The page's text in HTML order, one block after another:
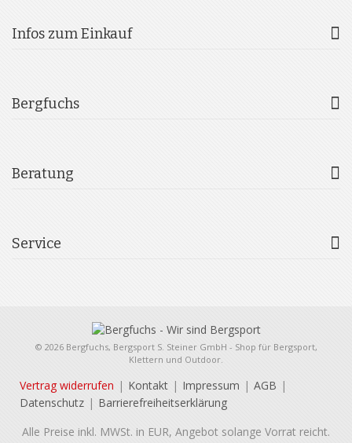
Infos zum Einkauf
Bergfuchs
Beratung
Service
© 2026 Bergfuchs, Bergsport S. Steiner GmbH - Shop für Bergsport,
Klettern und Outdoor.
Vertrag widerrufen Kontakt Impressum
AGB
Datenschutz
Barrierefreiheitserklärung
Alle Preise inkl. MWSt. in EUR, Angebot solange Vorrat reicht.